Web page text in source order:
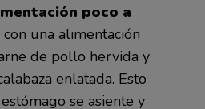
poco a
una alimentación
de pollo hervida y
enlatada. Esto
se asiente y